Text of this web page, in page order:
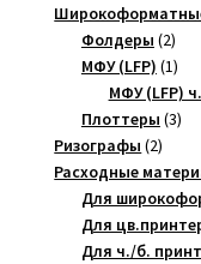
Фолдеры 22
МФУ (LFP) 11
МФУ (LFP)
Плоттеры 33
Ризографы 22
Расходные
Для
Для
Для ч./б.